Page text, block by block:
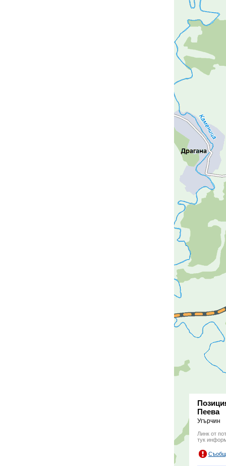
Пеева
Угърчин
Линк от
тук